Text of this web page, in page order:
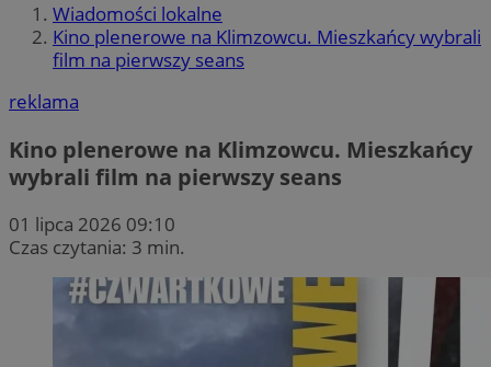
Wiadomości lokalne
Kino plenerowe na Klimzowcu. Mieszkańcy wybrali
film na pierwszy seans
reklama
Kino plenerowe na Klimzowcu. Mieszkańcy
wybrali film na pierwszy seans
01 lipca 2026 09:10
Czas czytania: 3 min.